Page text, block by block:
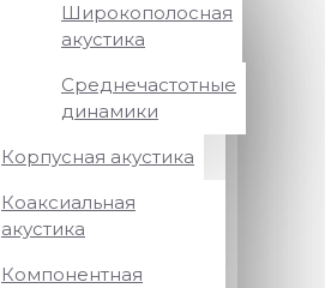
Широкополосная
акустика
Среднечастотные
динамики
Корпусная акустика
Коаксиальная
акустика
Компонентная